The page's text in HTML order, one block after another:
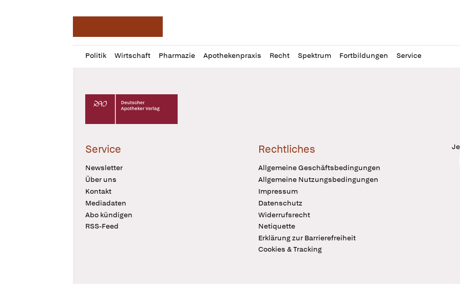
Politik Wirtschaft Pharmazie Apothekenpraxis Recht Spektrum Fortbildungen Service
Profil
öffnen
Daz
Pur
Deutscher Apotheker Verlag Logo
Service
Newsletter
Über uns
Kontakt
Mediadaten
Abo kündigen
RSS-Feed
Rechtliches
Allgemeine Geschäftsbedingungen
Allgemeine Nutzungsbedingungen
Impressum
Datenschutz
Widerrufsrecht
Netiquette
Erklärung zur Barrierefreiheit
Cookies & Tracking